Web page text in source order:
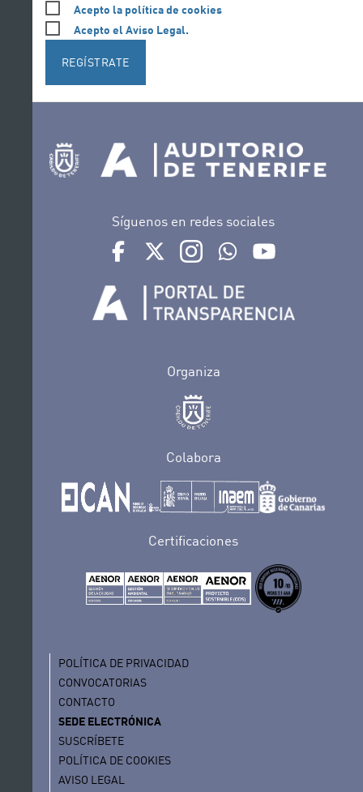
Acepto la política de cookies
Acepto el Aviso Legal.
REGÍSTRATE
Síguenos en redes sociales
Ir a perfil de Auditorio de Tenerife en Facebook
Ir a perfil de Auditorio de Tenerife en
Ir a perfil de Auditorio de
Ir al Boletín Whatsapp
Organiza
Colabora
Certificaciones
POLÍTICA DE PRIVACIDAD
CONVOCATORIAS
CONTACTO
SEDE ELECTRÓNICA
SUSCRÍBETE
POLÍTICA DE COOKIES
AVISO LEGAL